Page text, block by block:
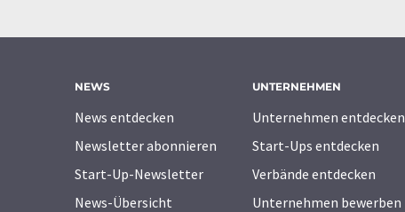
NEWS
News entdecken
Newsletter abonnieren
Start-Up-Newsletter
News-Übersicht
UNTERNEHMEN
Unternehmen entdecken
Start-Ups entdecken
Verbände entdecken
Unternehmen bewerben